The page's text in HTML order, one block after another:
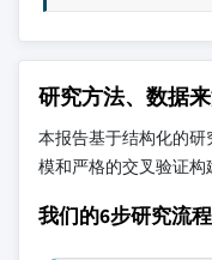
研究方法、数据
本报告基于结构化的
模和严格的交叉验证构
我们的6步研究流程